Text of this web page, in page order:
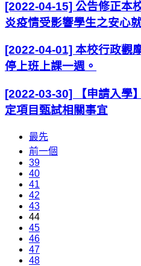
[2022-04-15] 公告修正本
炎疫情受影響學生之安心
[2022-04-01] 本校行政觀
停上班上課一週。
[2022-03-30] 【申請入學
定項目甄試相關事宜
最先
前一個
39
40
41
42
43
44
45
46
47
48